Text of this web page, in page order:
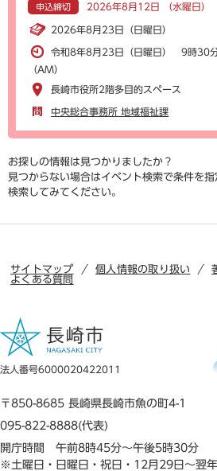
申込締切 2026年8月12日 （水曜日）
2026年8月23日（日曜日）
令和8年8月23日（日曜日） 9時30
（AM）
長崎市役所2階多目的スペース
中央総合事務所 地域福祉課
お探しの情報は見つかりましたか？
見つからない場合はイベント検索で条件を指
検索してみてください。
サイトマップ 個人情報の取り扱い
よくある質問
法人番号6000020422011
〒850-8685 長崎県長崎市魚の町4-1
095-822-8888(代表)
開庁時間 午前8時45分～午後5時30分
※土曜日・日曜日・祝日・12月29日～翌年